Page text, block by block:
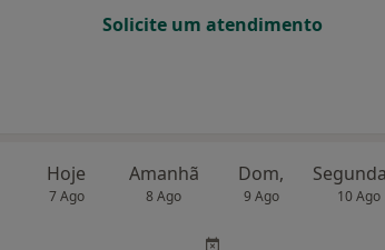
Solicite um atendimento
Hoje
7 Ago
Amanhã
8 Ago
Dom,
9 Ago 10 Ago